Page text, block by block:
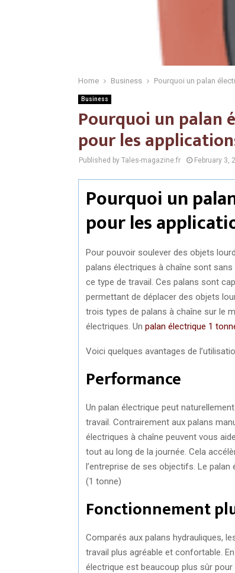
Home Business Pourquoi un palan
Business
Pourquoi un palan
pour les
Published by Tales-magazine.fr February 3,
Pourquoi un
pour les
Pour pouvoir soulever des objets
palans électriques à chaîne sont
ce type de travail. Ces palans sont
permettant de déplacer des objets
trois types de palans à chaîne sur le
électriques. Un palan électrique 1
Voici quelques avantages de
Performance
Un palan électrique peut
travail. Contrairement aux palans
électriques à chaîne peuvent vous
tout au long de la journée. Cela
l’entreprise de ses objectifs. Le palan
(1 tonne)
Fonctionnement
Comparés aux palans hydrauliques,
travail plus agréable et confortable.
électrique est beaucoup plus sûr